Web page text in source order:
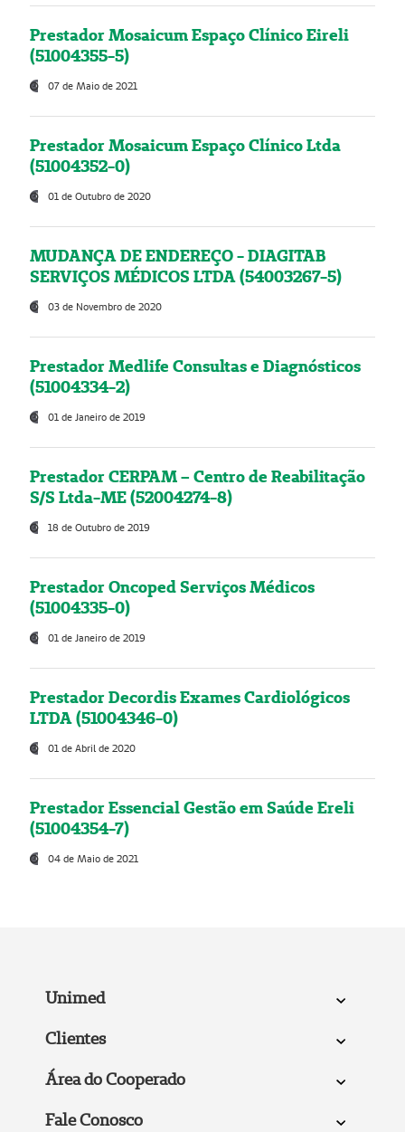
Prestador Mosaicum Espaço Clínico Eireli
(51004355-5)
07 de Maio de 2021
Prestador Mosaicum Espaço Clínico Ltda
(51004352-0)
01 de Outubro de 2020
MUDANÇA DE ENDEREÇO - DIAGITAB
SERVIÇOS MÉDICOS LTDA (54003267-5)
03 de Novembro de 2020
Prestador Medlife Consultas e Diagnósticos
(51004334-2)
01 de Janeiro de 2019
Prestador CERPAM – Centro de Reabilitação
S/S Ltda-ME (52004274-8)
18 de Outubro de 2019
Prestador Oncoped Serviços Médicos
(51004335-0)
01 de Janeiro de 2019
Prestador Decordis Exames Cardiológicos
LTDA (51004346-0)
01 de Abril de 2020
Prestador Essencial Gestão em Saúde Ereli
(51004354-7)
04 de Maio de 2021
Unimed
Clientes
Área do Cooperado
Fale Conosco